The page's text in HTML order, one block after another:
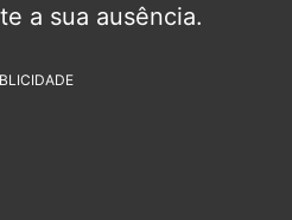
a sua ausência.